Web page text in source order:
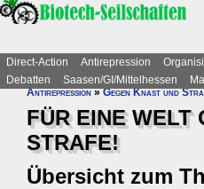
Direct-Action Antirepression
Debatten
Saasen/GI/Mittelhessen
Antirepression»Gegen Knast und
FÜR EINE WELT
STRAFE!
Übersicht zum